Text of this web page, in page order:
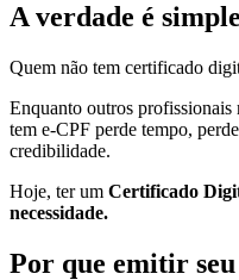
A verdade é
Quem não tem certificado
Enquanto outros
tem e-CPF perde tempo,
credibilidade.
Hoje, ter um Certificado
necessidade.
Por que emitir seu